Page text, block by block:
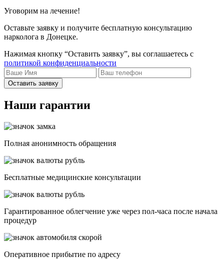
Уговорим на лечение!
Оставьте заявку и получите бесплатную консультацию
нарколога в Донецке.
Нажимая кнопку “Оставить заявку”, вы соглашаетесь с
политикой конфиденциальности
Оставить заявку
Наши гарантии
Полная анонимность обращения
Бесплатные медицинские консультации
Гарантированное облегчение уже через пол-часа после начала
процедур
Опеpативное прибытие по адресу